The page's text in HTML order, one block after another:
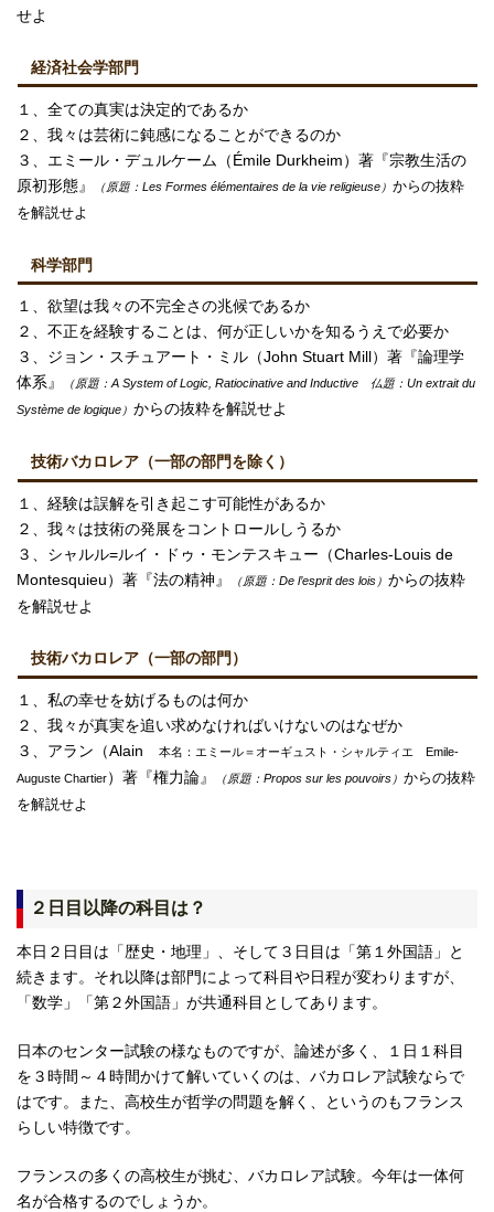
せよ
経済社会学部門
１、全ての真実は決定的であるか
２、我々は芸術に鈍感になることができるのか
３、エミール・デュルケーム（Émile Durkheim）著『宗教生活の
原初形態』
（原題：Les Formes élémentaires de la vie religieuse） からの抜粋
を解説せよ
科学部門
１、欲望は我々の不完全さの兆候であるか
２、不正を経験することは、何が正しいかを知るうえで必要か
３、ジョン・スチュアート・ミル（John Stuart Mill）著『論理学
体系』
（原題：A System of Logic, Ratiocinative and Inductive 仏題：Un extrait du
Système de logique） からの抜粋を解説せよ
技術バカロレア（一部の部門を除く）
１、経験は誤解を引き起こす可能性があるか
２、我々は技術の発展をコントロールしうるか
３、シャルル=ルイ・ドゥ・モンテスキュー（Charles-Louis de
Montesquieu）著『法の精神』
（原題：De l’esprit des lois） からの抜粋
を解説せよ
技術バカロレア（一部の部門）
１、私の幸せを妨げるものは何か
２、我々が真実を追い求めなければいけないのはなぜか
３、アラン（Alain
本名：エミール＝オーギュスト・シャルティエ Emile-
Auguste Chartier）著『権力論』 （原題：Propos sur les pouvoirs） からの抜粋
を解説せよ
２日目以降の科目は？
本日２日目は「歴史・地理」、そして３日目は「第１外国語」と
続きます。それ以降は部門によって科目や日程が変わりますが、
「数学」「第２外国語」が共通科目としてあります。
日本のセンター試験の様なものですが、論述が多く、１日１科目
を３時間～４時間かけて解いていくのは、バカロレア試験ならで
はです。また、高校生が哲学の問題を解く、というのもフランス
らしい特徴です。
フランスの多くの高校生が挑む、バカロレア試験。今年は一体何
名が合格するのでしょうか。